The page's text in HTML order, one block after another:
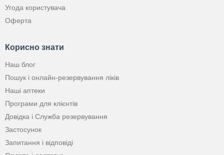
Угода користувача
Оферта
Корисно знати
Наш блог
Пошук і онлайн-резервування ліків
Наші аптеки
Програми для клієнтів
Довідка і Служба резервування
Застосунок
Запитання і відповіді